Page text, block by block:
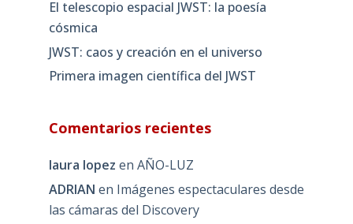
El telescopio espacial JWST: la poesía
cósmica
JWST: caos y creación en el universo
Primera imagen científica del JWST
Comentarios recientes
laura lopez en AÑO-LUZ
ADRIAN en Imágenes espectaculares desde
las cámaras del Discovery